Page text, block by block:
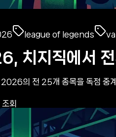
league of legends
치지직에서
의 전 25개 종목을 독점 중
조회